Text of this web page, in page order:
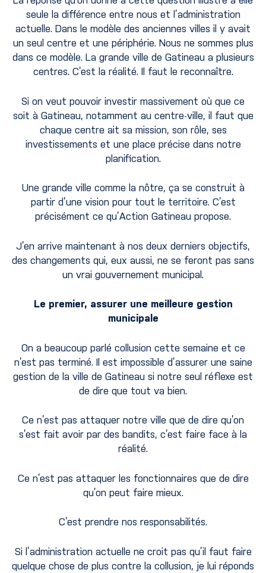
seule la différence entre nous et l’administration
actuelle. Dans le modèle des anciennes villes il y avait
un seul centre et une périphérie. Nous ne sommes plus
dans ce modèle. La grande ville de Gatineau a plusieurs
centres. C’est la réalité. Il faut le reconnaître.
Si on veut pouvoir investir massivement où que ce
soit à Gatineau, notamment au centre-ville, il faut que
chaque centre ait sa mission, son rôle, ses
investissements et une place précise dans notre
planification.
Une grande ville comme la nôtre, ça se construit à
partir d’une vision pour tout le territoire. C’est
précisément ce qu’Action Gatineau propose.
J’en arrive maintenant à nos deux derniers objectifs,
des changements qui, eux aussi, ne se feront pas sans
un vrai gouvernement municipal.
Le premier, assurer une meilleure gestion
municipale
On a beaucoup parlé collusion cette semaine et ce
n’est pas terminé. Il est impossible d’assurer une saine
gestion de la ville de Gatineau si notre seul réflexe est
de dire que tout va bien.
Ce n’est pas attaquer notre ville que de dire qu’on
s’est fait avoir par des bandits, c’est faire face à la
réalité.
Ce n’est pas attaquer les fonctionnaires que de dire
qu’on peut faire mieux.
C’est prendre nos responsabilités.
Si l’administration actuelle ne croit pas qu’il faut faire
quelque chose de plus contre la collusion, je lui réponds